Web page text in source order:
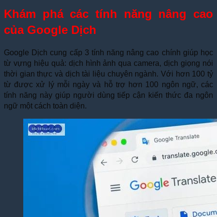
Khám phá các tính năng nâng cao
của Google Dịch
Google Dịch cung cấp 3 tính năng nâng cao chính giúp học
từ vựng hiệu quả: dịch hình ảnh qua camera, dịch giọng nói
thời gian thực và dịch tài liệu chuyên ngành. Với hơn 100 tỷ
từ được xử lý mỗi ngày và hỗ trợ hơn 100 ngôn ngữ, các
tính năng này giúp người dùng tiếp cận kiến thức đa ngôn
ngữ một cách toàn diện.